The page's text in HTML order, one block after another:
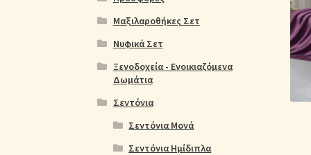
Πικέ Κουβέρτες Πολιτική cookie
Μαξιλαροθήκες Σετ
Νυφικά Σετ
Ξενοδοχεία - Ενοικιαζόμενα
Δωμάτια
Σεντόνια
Σεντόνια Μονά
Σεντόνια Ημίδιπλα